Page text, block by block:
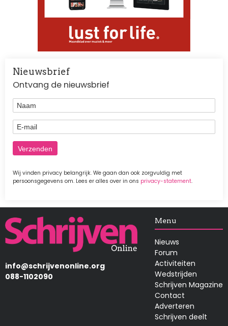
Nieuwsbrief
Ontvang de nieuwsbrief
Naam
E-mail
Wij vinden privacy belangrijk. We gaan dan ook zorgvuldig met
persoonsgegevens om. Lees er alles over in ons privacy-statement.
Afbeelding
info@schrijvenonline.org
088-1102090
Menu
Nieuws
Forum
Activiteiten
Wedstrijden
Schrijven Magazine
Contact
Adverteren
Schrijven deelt